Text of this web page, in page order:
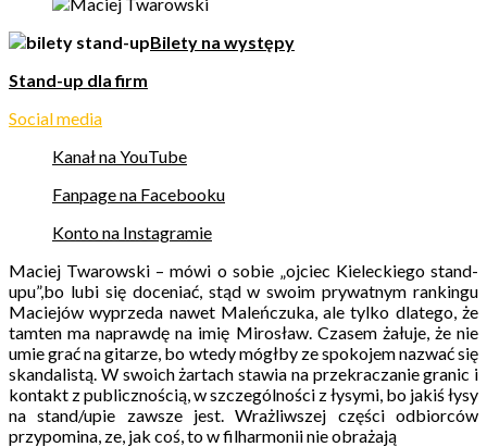
Bilety na występy
Stand-up dla firm
Social media
Kanał na YouTube
Fanpage na Facebooku
Konto na Instagramie
Maciej Twarowski – mówi o sobie „ojciec Kieleckiego stand-
upu”,bo lubi się doceniać, stąd w swoim prywatnym rankingu
Maciejów wyprzeda nawet Maleńczuka, ale tylko dlatego, że
tamten ma naprawdę na imię Mirosław. Czasem żałuje, że nie
umie grać na gitarze, bo wtedy mógłby ze spokojem nazwać się
skandalistą. W swoich żartach stawia na przekraczanie granic i
kontakt z publicznością, w szczególności z łysymi, bo jakiś łysy
na stand/upie zawsze jest. Wrażliwszej części odbiorców
przypomina, ze, jak coś, to w filharmonii nie obrażają